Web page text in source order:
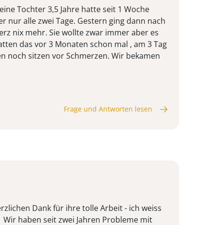
Tochter 3,5 Jahre hatte seit 1 Woche
nur alle zwei Tage. Gestern ging dann nach
nix mehr. Sie wollte zwar immer aber es
das vor 3 Monaten schon mal , am 3 Tag
noch sitzen vor Schmerzen. Wir bekamen
Frage und Antworten lesen
Dank für ihre tolle Arbeit - ich weiss
haben seit zwei Jahren Probleme mit